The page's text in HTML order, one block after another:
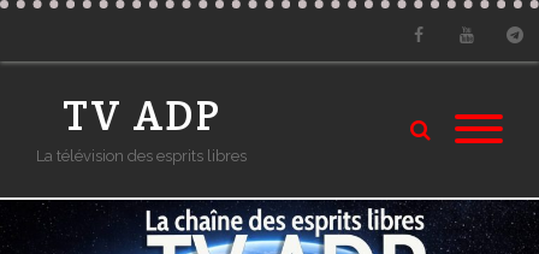
TV ADP
La télévision des esprits libres